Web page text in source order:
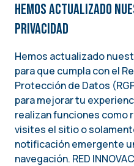
Curso virtual:
con impacto
19 Diciembre 2024-19
CURSO
PARTICIPA
#46 DE RED
08 Noviembre 2024
INFOGRAFÍA
RED
No 46 Enero
Enero 2025
Image
Una iniciativa del
INSTITUTO NACIONAL DEMÓCRATA
Hemos actualizado
privacidad
Hemos actualizado
para que cumpla con el
Protección de Datos
para mejorar tu
realizan funciones como
visites el sitio o
notificación emergente
navegación. RED